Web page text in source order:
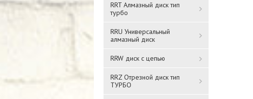
RRT Алмазный диск тип
турбо
RRU Универсальный
алмазный диск
RRW диск с цепью
RRZ Отрезной диск тип
ТУРБО